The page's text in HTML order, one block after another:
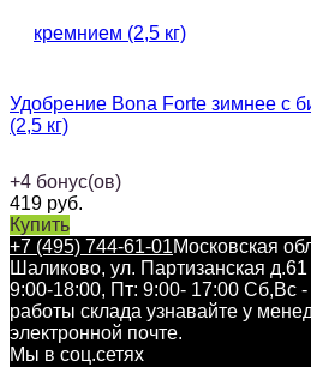
Удобрение Bona Forte зимнее с
(2,5 кг)
+4 бонус(ов)
419 руб.
Купить
+7 (495) 744-61-01Московская
Шаликово, ул. Партизанская
9:00-18:00, Пт: 9:00- 17:00 Сб,Вс
работы склада узнавайте у
электронной почте.
Мы в соц.сетях